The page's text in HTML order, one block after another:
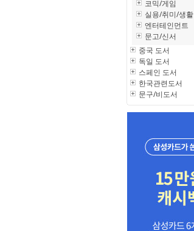
코믹/게임
실용/취미/생활
엔터테인먼트
문고/신서
중국 도서
독일 도서
스페인 도서
한국관련도서
문구/비도서